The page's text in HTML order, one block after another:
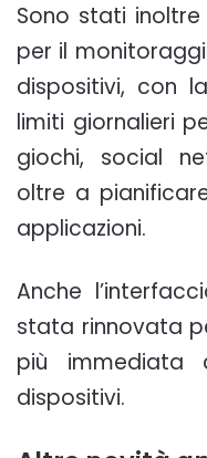
Sono stati
per il
dispositivi, con
limiti giornalieri
giochi, social
oltre a
applicazioni.
Anche
stata rinnovata
più immediata
dispositivi.